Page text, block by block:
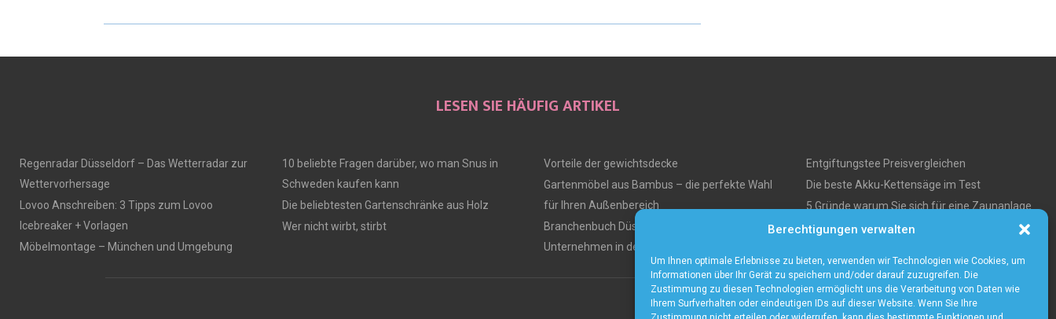
Berechtigungen verwalten
Um Ihnen optimale Erlebnisse zu bieten, verwenden wir Technologien wie Cookies, um
Informationen über Ihr Gerät zu speichern und/oder darauf zuzugreifen. Die
Zustimmung zu diesen Technologien ermöglicht uns die Verarbeitung von Daten wie
Ihrem Surfverhalten oder eindeutigen IDs auf dieser Website. Wenn Sie Ihre
LESEN SIE HÄUFIG ARTIKEL
Regenradar Düsseldorf – Das Wetterradar zur
Wettervorhersage
Lovoo Anschreiben: 3 Tipps zum Lovoo
Icebreaker + Vorlagen
Möbelmontage – München und Umgebung
10 beliebte Fragen darüber, wo man Snus in
Schweden kaufen kann
Die beliebtesten Gartenschränke aus Holz
Wer nicht wirbt, stirbt
Vorteile der gewichtsdecke
Gartenmöbel aus Bambus – die perfekte Wahl
für Ihren Außenbereich
Branchenbuch Düsseldorf – Alles über
Unternehmen in der Region
Entgiftungstee Preisvergleichen
Die beste Akku-Kettensäge im Test
5 Gründe warum Sie sich für eine Zaunanlage
entscheiden sollten